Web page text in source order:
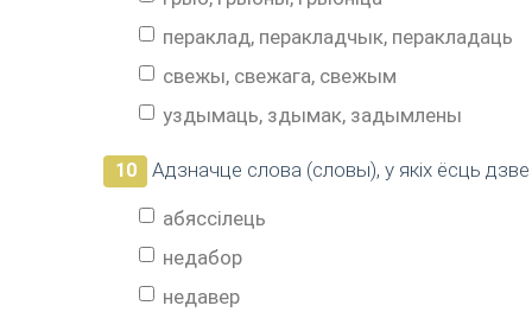
пераклад, перакладчык, перакладаць
свежы, свежага, свежым
уздымаць, здымак, задымлены
10 Адзначце слова (словы), у якіх ёсць дзве
абяссілець
недабор
недавер